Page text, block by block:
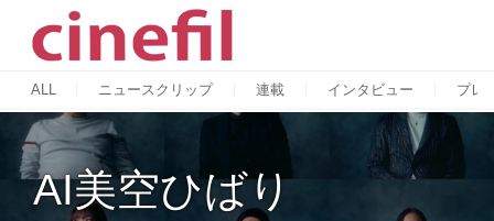
ALL ニュースクリップ 連載 インタビュー プレ
AI美空ひばり